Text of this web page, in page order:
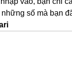
số mà bạn